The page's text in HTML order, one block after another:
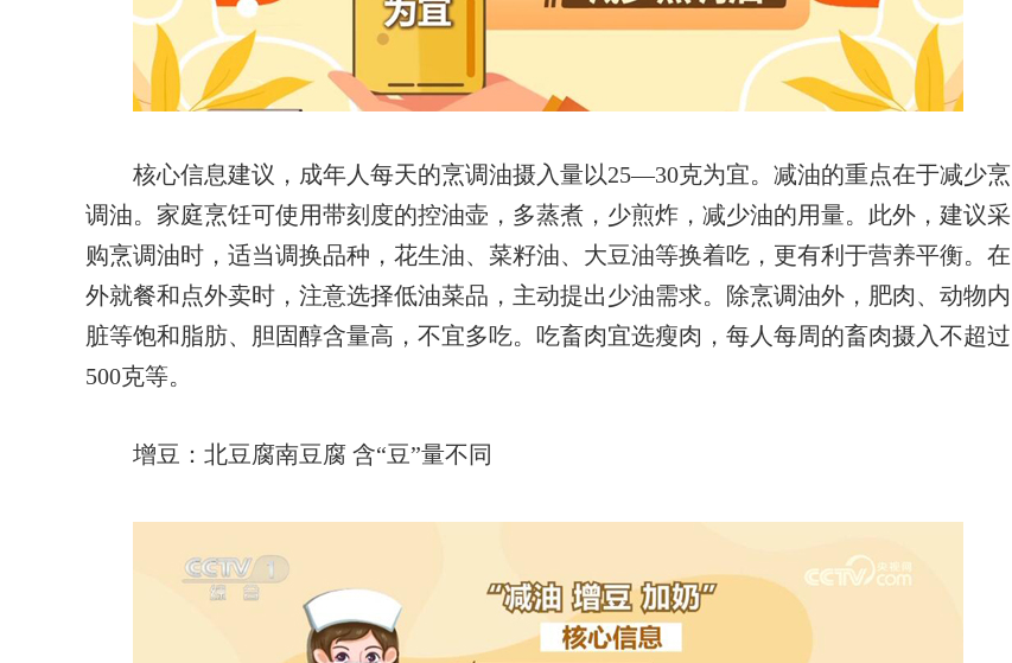
核心信息建议，成年人每天的烹调油摄入量以25—30克为宜。减油的重点在于减少烹
调油。家庭烹饪可使用带刻度的控油壶，多蒸煮，少煎炸，减少油的用量。此外，建议采
购烹调油时，适当调换品种，花生油、菜籽油、大豆油等换着吃，更有利于营养平衡。在
外就餐和点外卖时，注意选择低油菜品，主动提出少油需求。除烹调油外，肥肉、动物内
脏等饱和脂肪、胆固醇含量高，不宜多吃。吃畜肉宜选瘦肉，每人每周的畜肉摄入不超过
500克等。
增豆：北豆腐南豆腐 含“豆”量不同